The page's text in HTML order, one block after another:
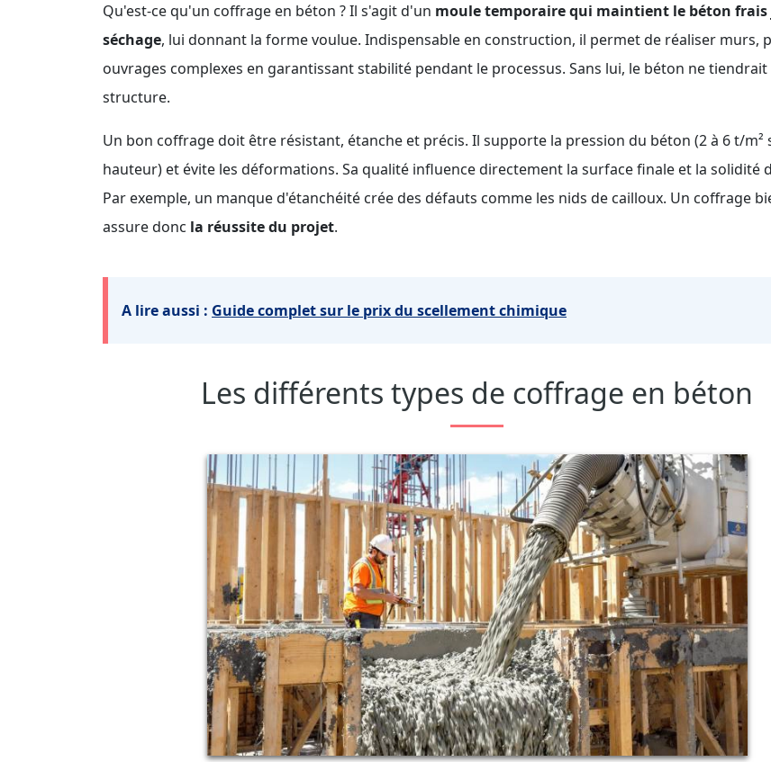
Qu'est-ce qu'un coffrage en béton ? Il s'agit d'un moule temporaire qui maintient le béton frais
séchage, lui donnant la forme voulue. Indispensable en construction, il permet de réaliser murs,
ouvrages complexes en garantissant stabilité pendant le processus. Sans lui, le béton ne tiendrait
structure.
Un bon coffrage doit être résistant, étanche et précis. Il supporte la pression du béton (2 à 6 t/m²
hauteur) et évite les déformations. Sa qualité influence directement la surface finale et la solidité
Par exemple, un manque d'étanchéité crée des défauts comme les nids de cailloux. Un coffrage
assure donc la réussite du projet.
A lire aussi : Guide complet sur le prix du scellement chimique
Les différents types de coffrage en béton